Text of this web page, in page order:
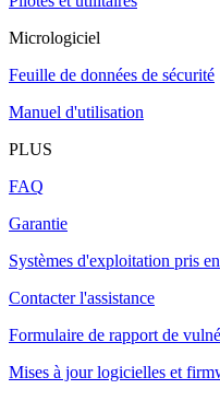
Micrologiciel
Feuille de données de sécurité
Manuel d'utilisation
PLUS
FAQ
Garantie
Systèmes d'exploitation pris
Contacter l'assistance
Formulaire de rapport de
Mises à jour logicielles et